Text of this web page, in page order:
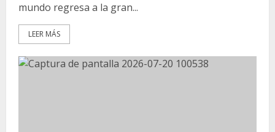
mundo regresa a la gran...
LEER MÁS